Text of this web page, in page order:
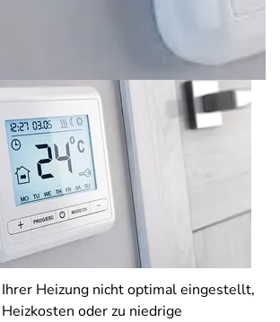
Heizung nicht optimal eingestellt,
oder zu niedrige